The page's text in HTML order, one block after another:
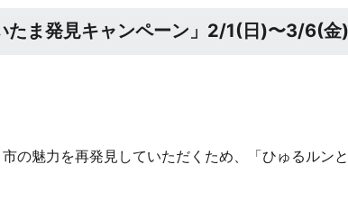
たま発見キャンペーン」2/1(日)〜3/6(金)
の魅力を再発見していただくため、「ひゅるルン